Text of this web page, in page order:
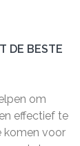
DE BESTE
om
effectief te
komen voor